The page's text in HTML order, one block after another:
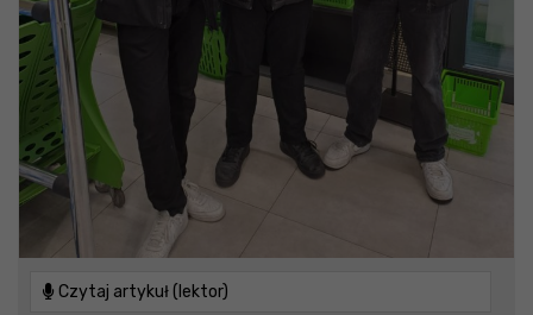
Czytaj artykuł (lektor)